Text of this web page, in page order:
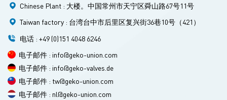
Chinese Plant : 大楼。中国常州市天宁区舜山路67号11号
Taiwan factory : 台湾台中市后里区复兴街36巷10号（421）
电话 : +49 (0)151 4048 6246
电子邮件 : info@geko-union.com
电子邮件 : info@geko-valves.de
电子邮件 : tw@geko-union.com
电子邮件 : nl@geko-union.com